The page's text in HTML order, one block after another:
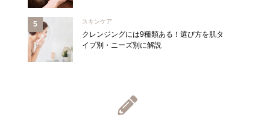
スキンケア
クレンジングには9種類ある！選び方を肌タ
イプ別・ニーズ別に解説